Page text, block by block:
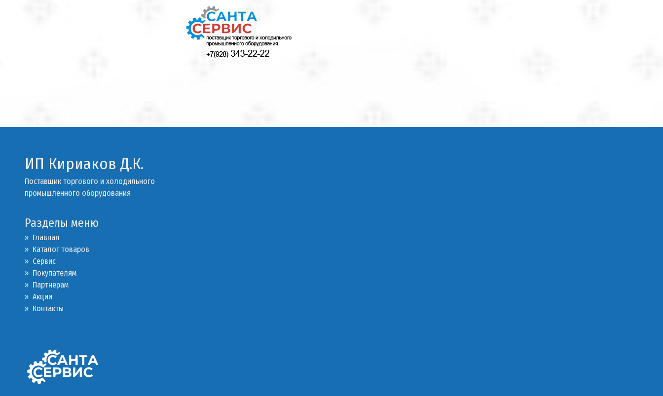
ИП Кириаков Д.К.
Поставщик торгового и холодильного
промышленного оборудования
Разделы меню
» Главная
» Каталог товаров
» Сервис
» Покупателям
» Партнерам
» Акции
» Контакты